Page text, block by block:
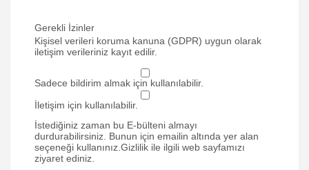
Gerekli İzinler
Kişisel verileri koruma kanuna (GDPR) uygun olarak
iletişim verileriniz kayıt edilir.
Sadece bildirim almak için kullanılabilir.
İletişim için kullanılabilir.
İstediğiniz zaman bu E-bülteni almayı
durdurabilirsiniz. Bunun için emailin altında yer alan
seçeneği kullanınız.Gizlilik ile ilgili web sayfamızı
ziyaret ediniz.